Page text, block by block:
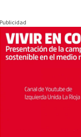
Publicidad